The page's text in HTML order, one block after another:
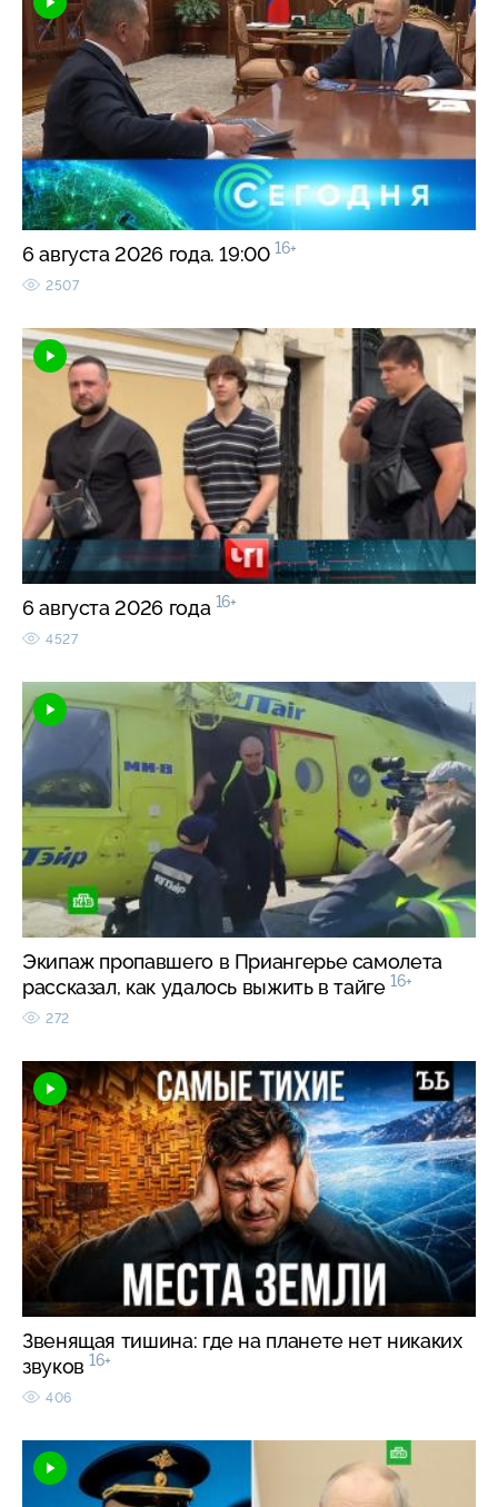
6 августа 2026 года. 19:00 16+
2507
6 августа 2026 года 16+
4527
Экипаж пропавшего в Приангерье самолета
рассказал, как удалось выжить в тайге 16+
272
Звенящая тишина: где на планете нет никаких
звуков 16+
406